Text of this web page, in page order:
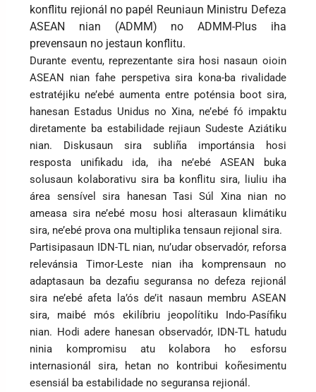
konflitu rejionál no papél Reuniaun Ministru Defeza
ASEAN nian (ADMM) no ADMM-Plus iha
prevensaun no jestaun konflitu.
Durante eventu, reprezentante sira hosi nasaun oioin
ASEAN nian fahe perspetiva sira kona-ba rivalidade
estratéjiku ne’ebé aumenta entre poténsia boot sira,
hanesan Estadus Unidus no Xina, ne’ebé fó impaktu
diretamente ba estabilidade rejiaun Sudeste Aziátiku
nian. Diskusaun sira subliña importánsia hosi
resposta unifikadu ida, iha ne’ebé ASEAN buka
solusaun kolaborativu sira ba konflitu sira, liuliu iha
área sensível sira hanesan Tasi Súl Xina nian no
ameasa sira ne’ebé mosu hosi alterasaun klimátiku
sira, ne’ebé prova ona multiplika tensaun rejional sira.
Partisipasaun IDN-TL nian, nu’udar observadór, reforsa
relevánsia Timor-Leste nian iha komprensaun no
adaptasaun ba dezafiu seguransa no defeza rejionál
sira ne’ebé afeta la’ós de’it nasaun membru ASEAN
sira, maibé mós ekilíbriu jeopolítiku Indo-Pasífiku
nian. Hodi adere hanesan observadór, IDN-TL hatudu
ninia kompromisu atu kolabora ho esforsu
internasionál sira, hetan no kontribui koñesimentu
esensiál ba estabilidade no seguransa rejionál.